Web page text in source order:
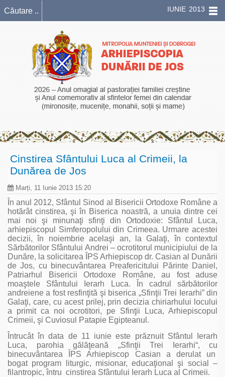
IUNIE 2013
Cinstirea Sfântului Luca al Crimeii, la
Dunărea de Jos
Marți, 11 Iunie 2013 15:20
În anul 2012, Sfântul Sinod al Bisericii Ortodoxe Române a
hotărât cinstirea, şi în Biserica noastră, a unuia dintre cei
mai noi şi minunaţi sfinţi din Ortodoxie: Sfântul Luca,
arhiepiscopul Simferopolului din Crimeea. Urmare acestei
decizii, în noiembrie acelaşi an, la Galaţi, în contextul
Sărbătorilor Sfântului Andrei – ocrotitorul municipiului de la
Dunăre, la solicitarea ÎPS Arhiepiscop dr. Casian al Dunării
de Jos, cu binecuvântarea Preafericitului Părinte Daniel,
Patriarhul Bisericii Ortodoxe Române, au fost aduse
moaştele Sfântului Ierarh Luca. În cadrul sărbătorilor
andreiene a fost resfinţită şi biserica „Sfinţii Trei Ierarhi” din
Galaţi, care, cu acest prilej, prin decizia chiriarhului locului
a primit ca noi ocrotitori, pe Sfinţii Luca, Arhiepiscopul
Crimeii, şi Cuviosul Patapie Egipteanul.
Întrucât în data de 11 iunie este prăznuit Sfântul Ierarh
Luca, parohia gălăţeană „Sfinţii Trei Ierarhi“, cu
binecuvântarea ÎPS Arhiepiscop Casian a derulat un
bogat program liturgic, misionar, educaţional şi social –
filantropic, întru cinstirea Sfântului Ierarh Luca al Crimeii.